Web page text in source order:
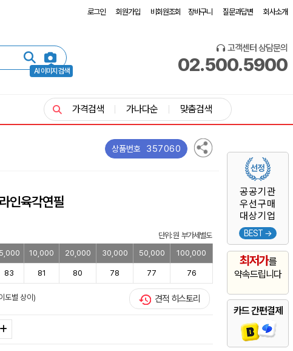
로그인 회원가입 비회원조회 장바구니 질문과답변 회사소개
AI 이미지 검색
고객센터 상담문의
02.500.5900
공공기관
우선구매
대상기업
BEST →
최저가를
약속드립니다
카드 간편결제
가격검색 가나다순 맞춤검색
상품번호 357060
라인육각연필
단위: 원 부가세별도
5,000 10,000 20,000 30,000 50,000 100,000
83 81 80 78 77 76
도별 상이) 견적 히스토리